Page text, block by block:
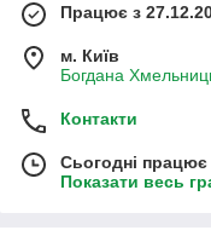
Працює з
м. Київ
Богдана
Контакти
Сьогодні
Показати весь